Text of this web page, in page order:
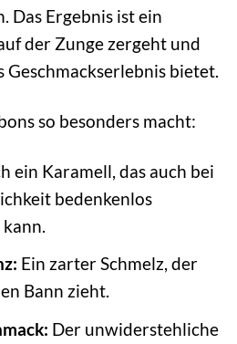
Das Ergebnis ist ein
der Zunge zergeht und
bietet.
so besonders macht:
ein Karamell, das auch bei
bedenkenlos
Ein zarter Schmelz, der
Bann zieht.
Der unwiderstehliche